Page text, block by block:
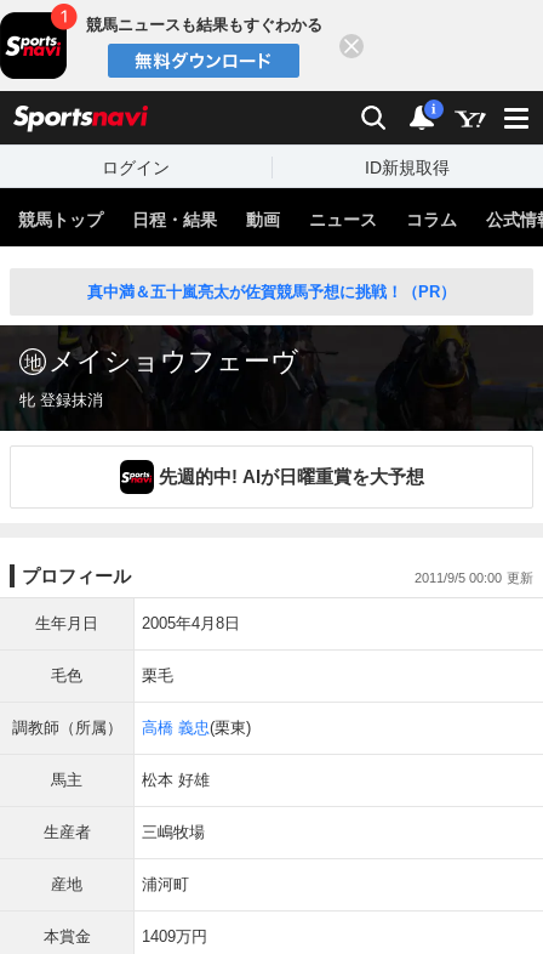
競馬ニュースも結果もすぐわかる
検索 通知
i
ログイン ID新規取得
競馬トップ 日程・結果 動画 ニュース コラム 公式情
真中満＆五十嵐亮太が佐賀競馬予想に挑戦！（PR）
メイショウフェーヴ
牝 登録抹消
先週的中! AIが日曜重賞を大予想
プロフィール 2011/9/5 00:00
生年月日 2005年4月8日
毛色 栗毛
調教師（所属） 高橋 義忠(栗東)
馬主 松本 好雄
生産者 三嶋牧場
産地 浦河町
本賞金 1409万円